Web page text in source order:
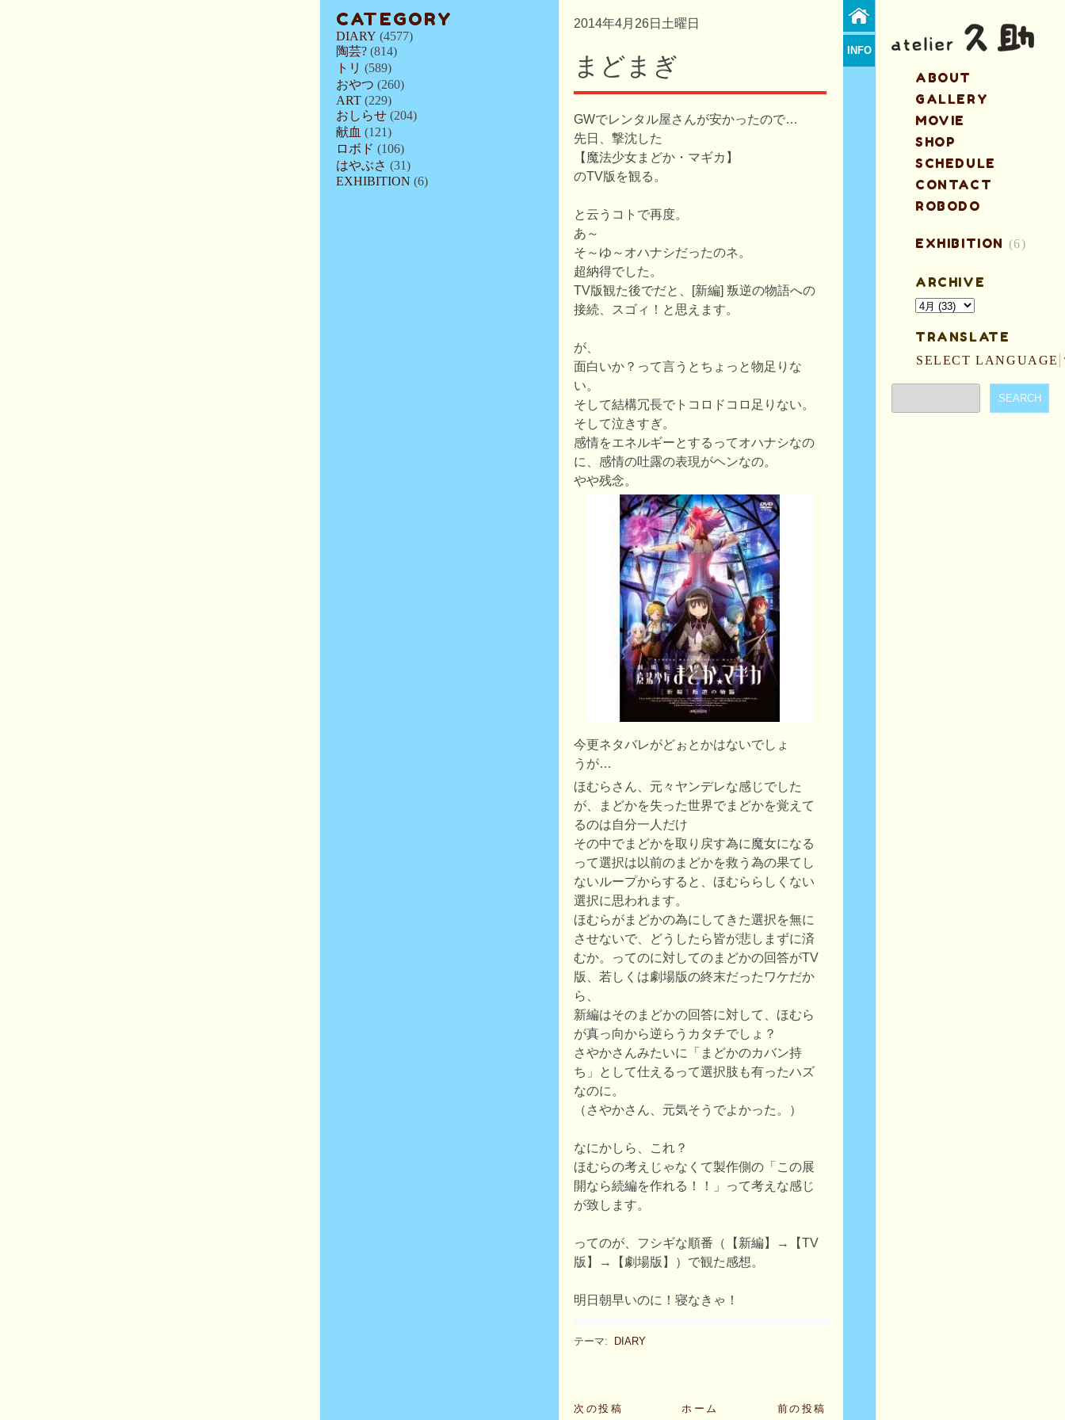
CATEGORY
DIARY (4577)
陶芸? (814)
トリ (589)
おやつ (260)
ART (229)
おしらせ (204)
献血 (121)
ロボド (106)
はやぶさ (31)
EXHIBITION (6)
2014年4月26日土曜日
まどまぎ
GWでレンタル屋さんが安かったので…
先日、撃沈した
【魔法少女まどか・マギカ】
のTV版を観る。
と云うコトで再度。
あ～
そ～ゆ～オハナシだったのネ。
超納得でした。
TV版観た後でだと、[新編] 叛逆の物語への
接続、スゴィ！と思えます。
が、
面白いか？って言うとちょっと物足りな
い。
そして結構冗長でトコロドコロ足りない。
そして泣きすぎ。
感情をエネルギーとするってオハナシなの
に、感情の吐露の表現がヘンなの。
やや残念。
今更ネタバレがどぉとかはないでしょ
うが…
ほむらさん、元々ヤンデレな感じでした
が、まどかを失った世界でまどかを覚えて
るのは自分一人だけ
その中でまどかを取り戻す為に魔女になる
って選択は以前のまどかを救う為の果てし
ないループからすると、ほむららしくない
選択に思われます。
ほむらがまどかの為にしてきた選択を無に
させないで、どうしたら皆が悲しまずに済
むか。ってのに対してのまどかの回答がTV
版、若しくは劇場版の終末だったワケだか
ら、
新編はそのまどかの回答に対して、ほむら
が真っ向から逆らうカタチでしょ？
さやかさんみたいに「まどかのカバン持
ち」として仕えるって選択肢も有ったハズ
なのに。
（さやかさん、元気そうでよかった。）
なにかしら、これ？
ほむらの考えじゃなくて製作側の「この展
開なら続編を作れる！！」って考えな感じ
が致します。
ってのが、フシギな順番（【新編】→【TV
版】→【劇場版】）で観た感想。
明日朝早いのに！寝なきゃ！
テーマ: DIARY
次の投稿 前の投稿
ホーム
INFO
ABOUT
GALLERY
MOVIE
SHOP
SCHEDULE
CONTACT
ROBODO
EXHIBITION (6)
ARCHIVE
TRANSLATE
SELECT LANGUAGE